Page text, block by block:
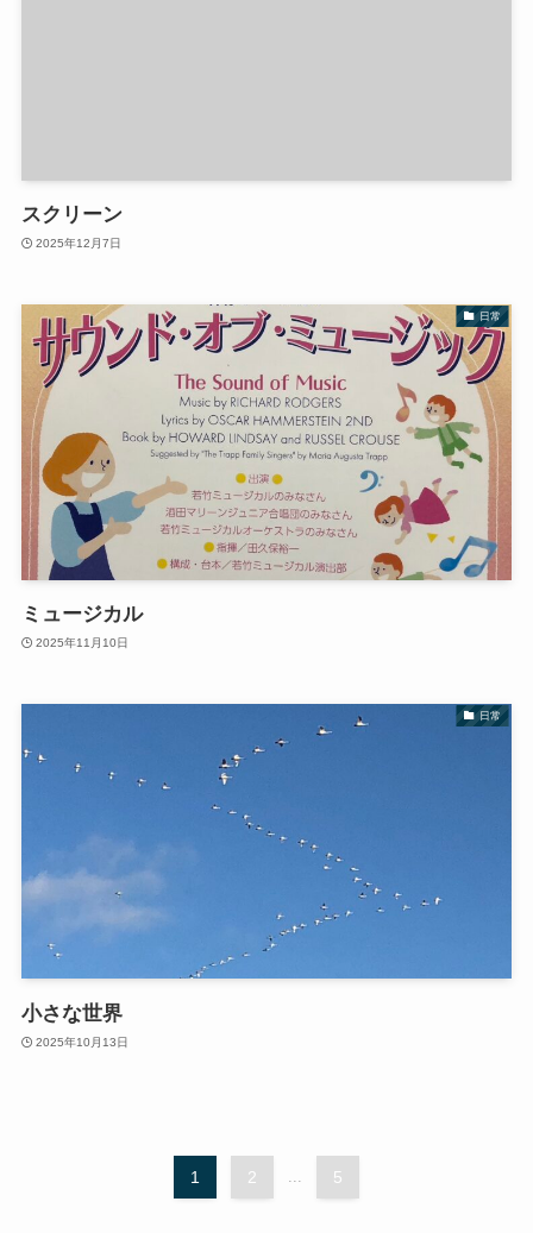
スクリーン
2025年12月7日
日常
ミュージカル
2025年11月10日
日常
小さな世界
2025年10月13日
1 2 ... 5